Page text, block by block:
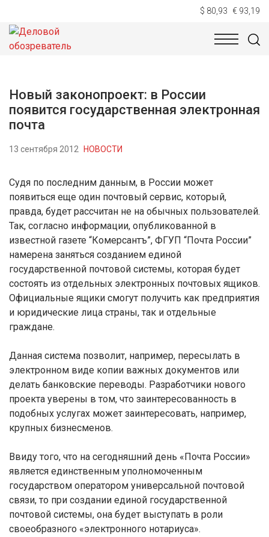
$ 80,93 € 93,19
НОВОСТИ
Новый законопроект: в России
появится государственная электронная
почта
13 сентября 2012 НОВОСТИ
Судя по последним данным, в России может
появиться еще один почтовый сервис, который,
правда, будет рассчитан не на обычных пользователей.
Так, согласно информации, опубликованной в
известной газете “Комерсантъ”, ФГУП “Почта России”
намерена заняться созданием единой
государственной почтовой системы, которая будет
состоять из отдельных электронных почтовых ящиков.
Официальные ящики смогут получить как предприятия
и юридические лица страны, так и отдельные
граждане.
Данная система позволит, например, пересылать в
электронном виде копии важных документов или
делать банковские переводы. Разработчики нового
проекта уверены в том, что заинтересованность в
подобных услугах может заинтересовать, например,
крупных бизнесменов.
Ввиду того, что на сегодняшний день «Почта России»
является единственным уполномоченным
государством оператором универсальной почтовой
связи, то при создании единой государственной
почтовой системы, она будет выступать в роли
своеобразного «электронного нотариуса».